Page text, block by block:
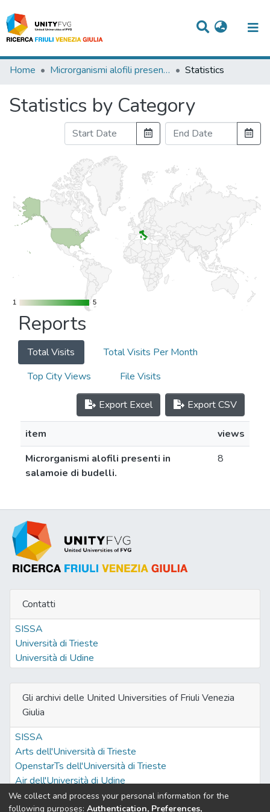
Titles
People
Home Microrganismi alofili presenti in salamoie di budelli. Statistics
Statistics by Category
11 5
5
Reports
Total Visits
Total Visits Per Month
Top City Views
File Visits
Export Excel Export CSV
item
views
Microrganismi alofili presenti in
salamoie di budelli.
8
Contatti
SISSA
Università di Trieste
Università di Udine
Gli archivi delle United Universities of Friuli Venezia
Giulia
SISSA
Arts dell'Università di Trieste
OpenstarTs dell'Università di Trieste
Air dell'Università di Udine
We collect and process your personal information for the
following purposes: Authentication, Preferences,